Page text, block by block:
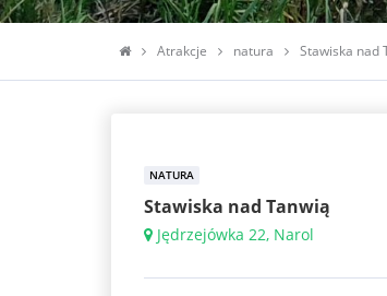
Atrakcje natura Stawiska nad
NATURA
Stawiska nad Tanwią
Jędrzejówka 22, Narol